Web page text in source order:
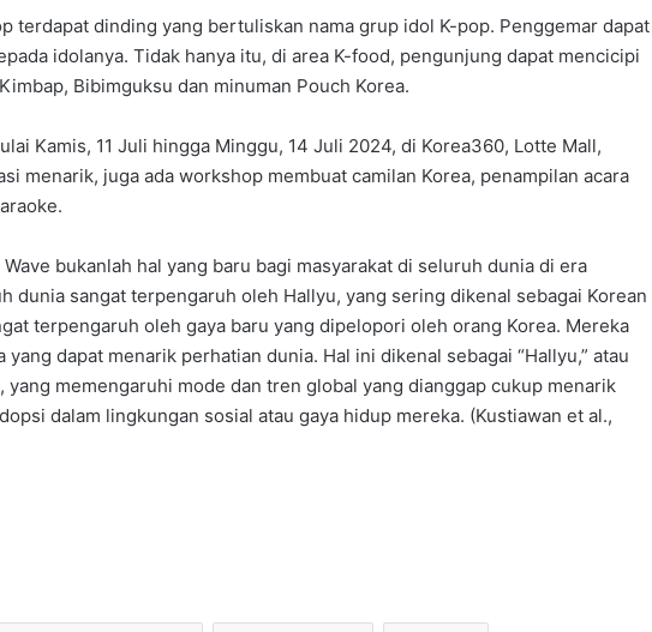
terdapat dinding yang bertuliskan nama grup idol K-pop. Penggemar dapat
idolanya. Tidak hanya itu, di area K-food, pengunjung dapat mencicipi
Bibimguksu dan minuman Pouch Korea.
Kamis, 11 Juli hingga Minggu, 14 Juli 2024, di Korea360, Lotte Mall,
menarik, juga ada workshop membuat camilan Korea, penampilan acara
bukanlah hal yang baru bagi masyarakat di seluruh dunia di era
dunia sangat terpengaruh oleh Hallyu, yang sering dikenal sebagai Korean
terpengaruh oleh gaya baru yang dipelopori oleh orang Korea. Mereka
dapat menarik perhatian dunia. Hal ini dikenal sebagai “Hallyu,” atau
memengaruhi mode dan tren global yang dianggap cukup menarik
dalam lingkungan sosial atau gaya hidup mereka. (Kustiawan et al.,